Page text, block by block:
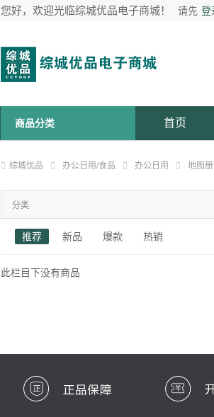
您好，欢迎光临综城优品电子商城！ 请先 登
商品分类 首页
综城优品 办公日用/食品 办公日用 地图册
分类
推荐 新品 爆款 热销
此栏目下没有商品